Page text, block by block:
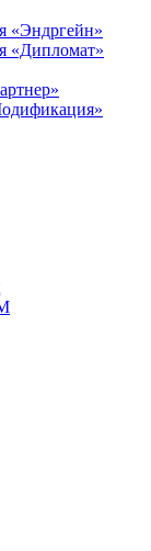
«Эндргейн»
«Дипломат»